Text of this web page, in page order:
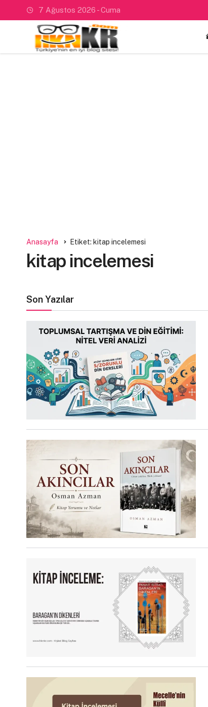
7 Ağustos 2026 - Cuma
Anasayfa Etiket: kitap incelemesi
kitap incelemesi
Son Yazılar